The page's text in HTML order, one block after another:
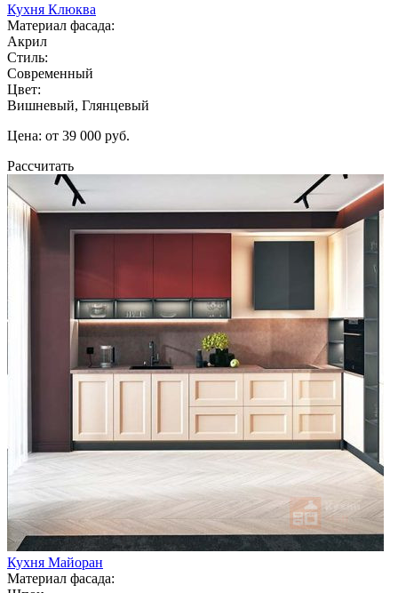
Кухня Клюква
Материал фасада:
Акрил
Стиль:
Современный
Цвет:
Вишневый, Глянцевый
Цена: от 39 000 руб.
Рассчитать
Кухня Майоран
Материал фасада: